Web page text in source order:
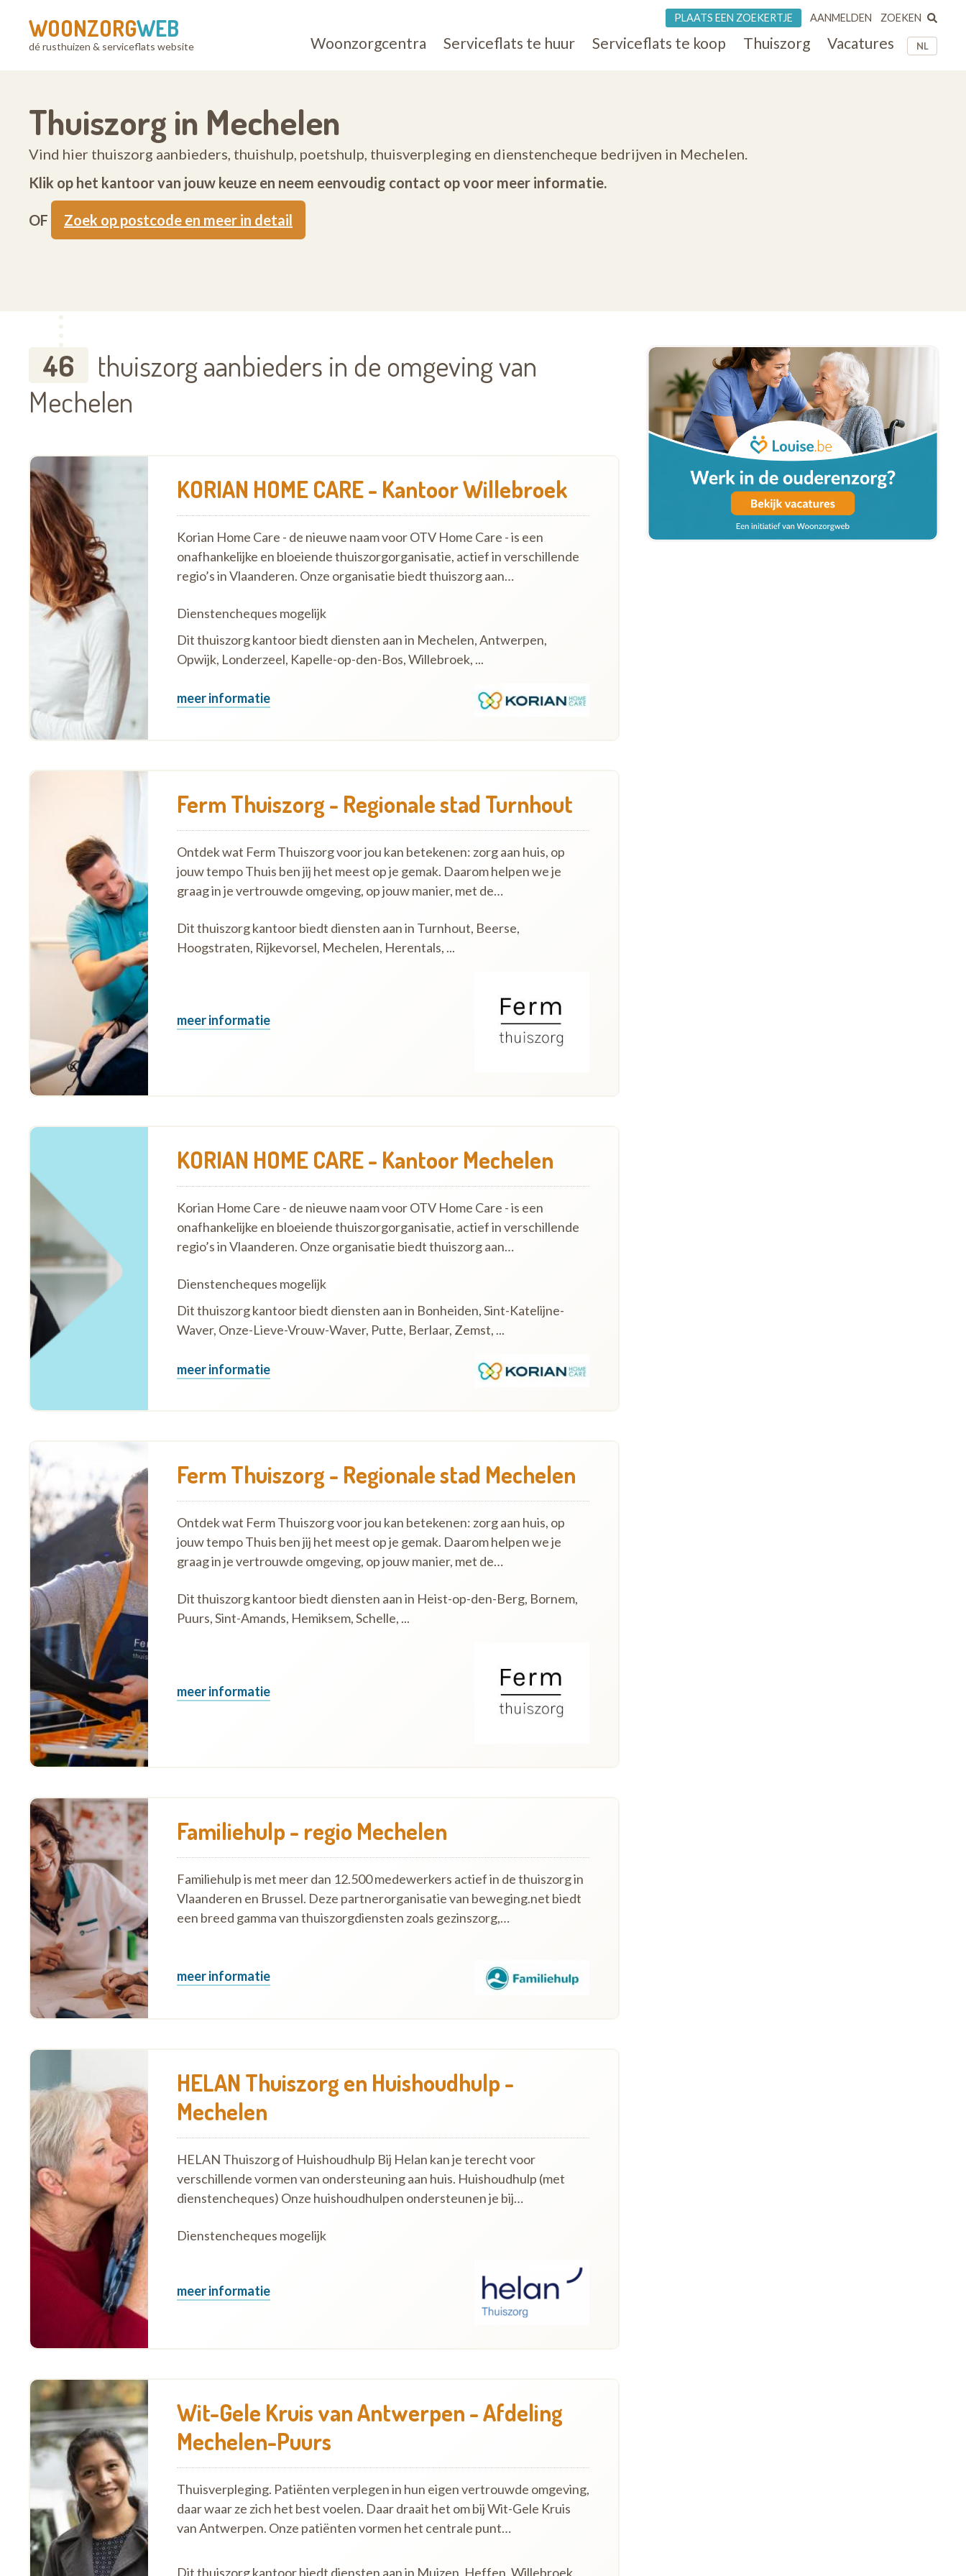
WOONZORGWEB
dé rusthuizen & serviceflats website NL
Woonzorgcentra Serviceflats te huur Serviceflats te koop Thuiszorg Vacatures
PLAATS EEN ZOEKERTJE AANMELDEN ZOEKEN
Thuiszorg in Mechelen
Vind hier thuiszorg aanbieders, thuishulp, poetshulp, thuisverpleging en dienstencheque bedrijven in Mechelen.
Klik op het kantoor van jouw keuze en neem eenvoudig contact op voor meer informatie.
OF Zoek op postcode en meer in detail
46
thuiszorg aanbieders in de omgeving van
Mechelen
KORIAN HOME CARE - Kantoor Willebroek
Korian Home Care - de nieuwe naam voor OTV Home Care - is een
onafhankelijke en bloeiende thuiszorgorganisatie, actief in verschillende
regio’s in Vlaanderen. Onze organisatie biedt thuiszorg aan…
Dienstencheques mogelijk
Dit thuiszorg kantoor biedt diensten aan in Mechelen, Antwerpen,
Opwijk, Londerzeel, Kapelle-op-den-Bos, Willebroek, ...
meer informatie
Ferm Thuiszorg - Regionale stad Turnhout
Ontdek wat Ferm Thuiszorg voor jou kan betekenen: zorg aan huis, op
jouw tempo Thuis ben jij het meest op je gemak. Daarom helpen we je
graag in je vertrouwde omgeving, op jouw manier, met de…
Dit thuiszorg kantoor biedt diensten aan in Turnhout, Beerse,
Hoogstraten, Rijkevorsel, Mechelen, Herentals, ...
meer informatie
KORIAN HOME CARE - Kantoor Mechelen
Korian Home Care - de nieuwe naam voor OTV Home Care - is een
onafhankelijke en bloeiende thuiszorgorganisatie, actief in verschillende
regio’s in Vlaanderen. Onze organisatie biedt thuiszorg aan…
Dienstencheques mogelijk
Dit thuiszorg kantoor biedt diensten aan in Bonheiden, Sint-Katelijne-
Waver, Onze-Lieve-Vrouw-Waver, Putte, Berlaar, Zemst, ...
meer informatie
Ferm Thuiszorg - Regionale stad Mechelen
Ontdek wat Ferm Thuiszorg voor jou kan betekenen: zorg aan huis, op
jouw tempo Thuis ben jij het meest op je gemak. Daarom helpen we je
graag in je vertrouwde omgeving, op jouw manier, met de…
Dit thuiszorg kantoor biedt diensten aan in Heist-op-den-Berg, Bornem,
Puurs, Sint-Amands, Hemiksem, Schelle, ...
meer informatie
Familiehulp - regio Mechelen
Familiehulp is met meer dan 12.500 medewerkers actief in de thuiszorg in
Vlaanderen en Brussel. Deze partnerorganisatie van beweging.net biedt
een breed gamma van thuiszorgdiensten zoals gezinszorg,…
meer informatie
HELAN Thuiszorg en Huishoudhulp -
Mechelen
HELAN Thuiszorg of Huishoudhulp Bij Helan kan je terecht voor
verschillende vormen van ondersteuning aan huis. Huishoudhulp (met
dienstencheques) Onze huishoudhulpen ondersteunen je bij…
Dienstencheques mogelijk
meer informatie
Wit-Gele Kruis van Antwerpen - Afdeling
Mechelen-Puurs
Thuisverpleging. Patiënten verplegen in hun eigen vertrouwde omgeving,
daar waar ze zich het best voelen. Daar draait het om bij Wit-Gele Kruis
van Antwerpen. Onze patiënten vormen het centrale punt…
Dit thuiszorg kantoor biedt diensten aan in Muizen, Heffen, Willebroek,